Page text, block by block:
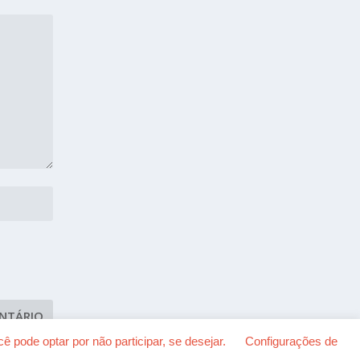
pode optar por não participar, se desejar. Configurações de